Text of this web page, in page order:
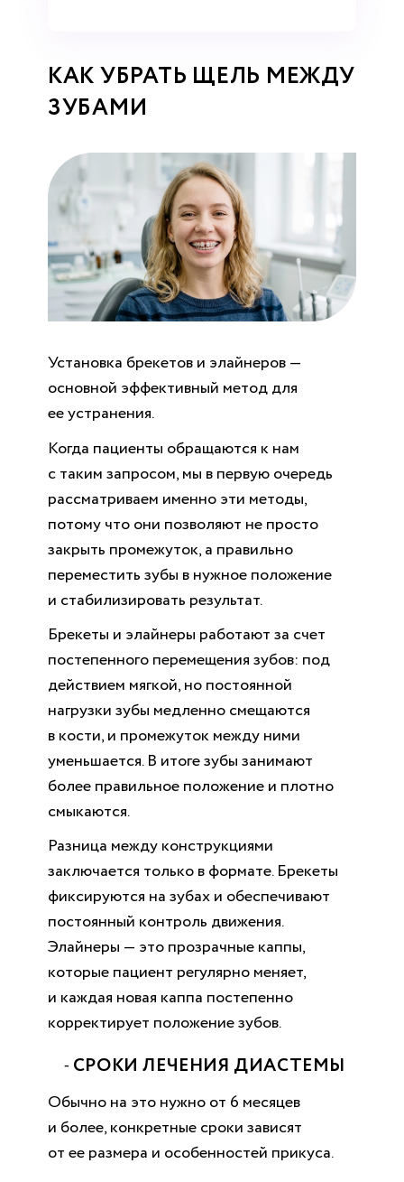
КАК УБРАТЬ ЩЕЛЬ МЕЖДУ
ЗУБАМИ
Установка брекетови элайнеров—
основной эффективный метод для
ее устранения.
Когда пациенты обращаются к нам
с таким запросом, мы в первую очередь
рассматриваем именно эти методы,
потому что они позволяют не просто
закрыть промежуток, а правильно
переместить зубы в нужное положение
и стабилизировать результат.
Брекеты и элайнеры работают за счет
постепенного перемещения зубов: под
действием мягкой, но постоянной
нагрузки зубы медленно смещаются
в кости, и промежуток между ними
уменьшается. В итоге зубы занимают
более правильное положение и плотно
смыкаются.
Разница между конструкциями
заключается только в формате. Брекеты
фиксируются на зубах и обеспечивают
постоянный контроль движения.
Элайнеры — это прозрачные каппы,
которые пациент регулярно меняет,
и каждая новая каппа постепенно
корректирует положение зубов.
СРОКИ ЛЕЧЕНИЯ ДИАСТЕМЫ
Обычно на это нужно от 6 месяцев
и более, конкретные сроки зависят
от ее размера и особенностей прикуса.